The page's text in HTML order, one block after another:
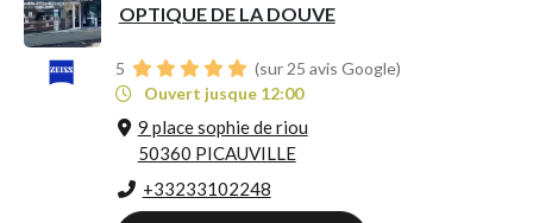
OPTIQUE DE LA DOUVE
5
(sur 25 avis Google)
Ouvert jusque 12:00
9 place sophie de riou
50360 PICAUVILLE
+33233102248